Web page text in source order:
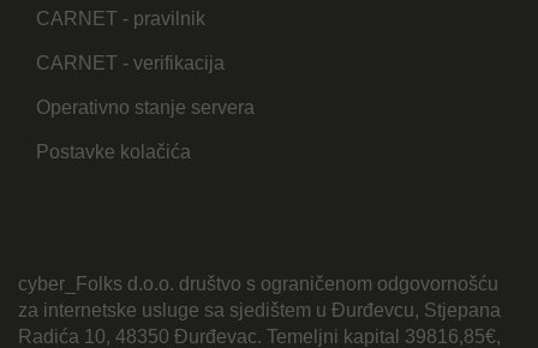
CARNET - pravilnik
CARNET - verifikacija
Operativno stanje servera
Postavke kolačića
cyber_Folks d.o.o. društvo s ograničenom odgovornošću
za internetske usluge sa sjedištem u Đurđevcu, Stjepana
Radića 10, 48350 Đurđevac. Temeljni kapital 39816,85€,